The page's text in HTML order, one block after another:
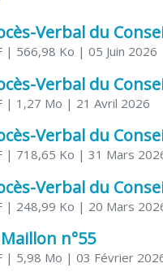
| 566,98 Ko | 05 Juin 2026
| 1,27 Mo | 21 Avril 2026
| 718,65 Ko | 31 Mars
| 248,99 Ko | 20 Mars
n°55
| 5,98 Mo | 03 Février